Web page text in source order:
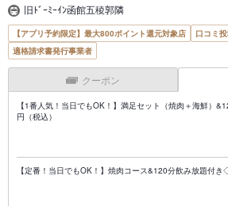
旧ﾄﾞｰﾐｰｲﾝ函館五稜郭隣
【アプリ予約限定】最大800ポイント還元対象店
口コミ
適格請求書発行事業者
クーポン
【1番人気！当日でもOK！】満足セット（焼肉＋海鮮）
円（税込）
【定番！当日でもOK！】焼肉コース&120分飲み放題付き